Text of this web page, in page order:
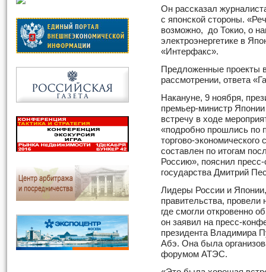
Он рассказал
с японской стороны.
возможно, до Токио, о
электроэнергетике в
«Интерфакс».
Предложенные проекты
рассмотрении, ответа
Накануне, 9 ноября,
премьер-министр
встречу в ходе
«подробно прошлись по
торгово-
составлен по итогам
Россию», пояснил пресс-
государства Дмитрий
Лидеры России и
правительства,
где смогли откровенно
он заявил на пресс-
президента Владимира
Абэ. Она была
форумом АТЭС.